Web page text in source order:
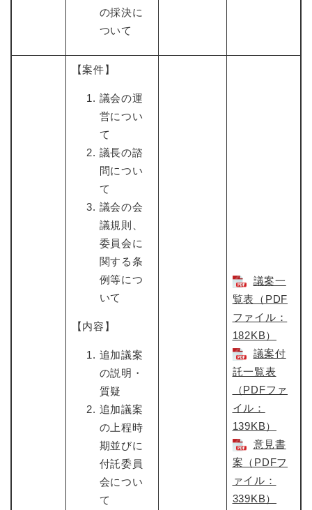
の採決に
ついて
【案件】
議会の運
営につい
て
議長の諮
問につい
て
議会の会
議規則、
委員会に
関する条
例等につ
いて
【内容】
追加議案
の説明・
質疑
追加議案
の上程時
期並びに
付託委員
会につい
て
議案一
覧表（PDF
ファイル：
182KB）
議案付
託一覧表
（PDFファ
イル：
139KB）
意見書
案（PDFフ
ァイル：
339KB）